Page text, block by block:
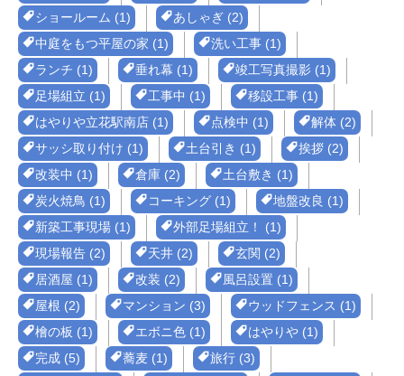
ショールーム (1)
あしゃぎ (2)
中庭をもつ平屋の家 (1)
洗い工事 (1)
ランチ (1)
垂れ幕 (1)
竣工写真撮影 (1)
足場組立 (1)
工事中 (1)
移設工事 (1)
はやりや立花駅南店 (1)
点検中 (1)
解体 (2)
サッシ取り付け (1)
土台引き (1)
挨拶 (2)
改装中 (1)
倉庫 (2)
土台敷き (1)
炭火焼鳥 (1)
コーキング (1)
地盤改良 (1)
新築工事現場 (1)
外部足場組立！ (1)
現場報告 (2)
天井 (2)
玄関 (2)
居酒屋 (1)
改装 (2)
風呂設置 (1)
屋根 (2)
マンション (3)
ウッドフェンス (1)
檜の板 (1)
エボニ色 (1)
はやりや (1)
完成 (5)
蕎麦 (1)
旅行 (3)